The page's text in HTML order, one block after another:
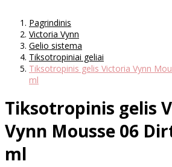
Pagrindinis
Victoria Vynn
Gelio sistema
Tiksotropiniai geliai
Tiksotropinis gelis Victoria Vynn
ml
Tiksotropinis gelis
Vynn Mousse 06
ml